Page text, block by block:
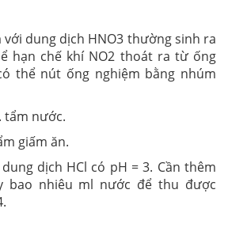
với dung dịch HNO3 thường sinh ra
hạn chế khí NO2 thoát ra từ ống
thể nút ống nghiệm bằng nhúm
tẩm nước.
ăn.
dịch HCl có pH = 3. Cần thêm
bao nhiêu ml nước để thu được